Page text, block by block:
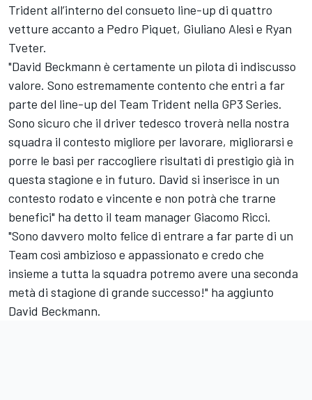
Trident all’interno del consueto line-up di quattro
vetture accanto a Pedro Piquet, Giuliano Alesi e Ryan
Tveter.
"David Beckmann è certamente un pilota di indiscusso
valore. Sono estremamente contento che entri a far
parte del line-up del Team Trident nella GP3 Series.
Sono sicuro che il driver tedesco troverà nella nostra
squadra il contesto migliore per lavorare, migliorarsi e
porre le basi per raccogliere risultati di prestigio già in
questa stagione e in futuro. David si inserisce in un
contesto rodato e vincente e non potrà che trarne
benefici" ha detto il team manager Giacomo Ricci.
"Sono davvero molto felice di entrare a far parte di un
Team così ambizioso e appassionato e credo che
insieme a tutta la squadra potremo avere una seconda
metà di stagione di grande successo!" ha aggiunto
David Beckmann.